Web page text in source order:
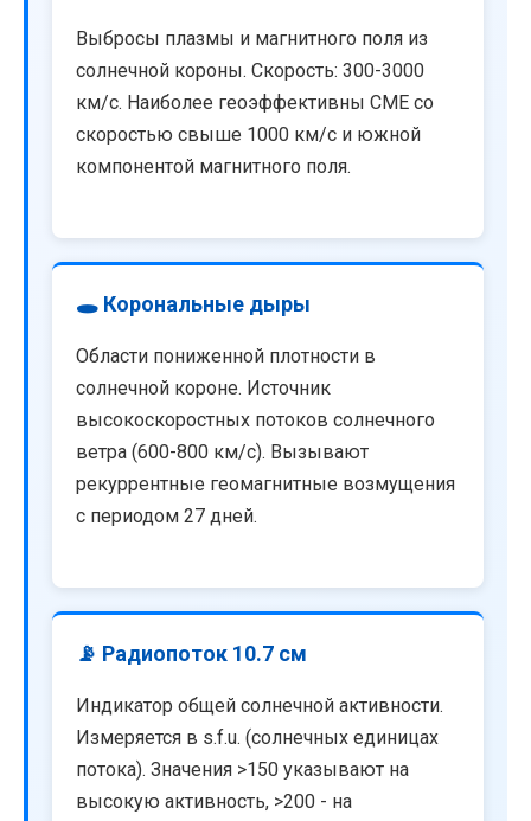
Выбросы плазмы и магнитного поля из
солнечной короны. Скорость: 300-3000
км/с. Наиболее геоэффективны CME со
скоростью свыше 1000 км/с и южной
компонентой магнитного поля.
🕳️ Корональные дыры
Области пониженной плотности в
солнечной короне. Источник
высокоскоростных потоков солнечного
ветра (600-800 км/с). Вызывают
рекуррентные геомагнитные возмущения
с периодом 27 дней.
📡 Радиопоток 10.7 см
Индикатор общей солнечной активности.
Измеряется в s.f.u. (солнечных единицах
потока). Значения >150 указывают на
высокую активность, >200 - на